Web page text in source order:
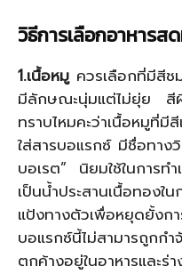
วิธีการเลือกอาหาร
1.เนื้อหมู ควรเลือกที่มีสีช
มีลักษณะนุ่มแต่ไม่ยุ่ย
ทราบไหมคะว่าเนื้อหมูที่
ใส่สารบอแรกซ์ มีชื่อทาง
บอเรต” นิยมใช้ในการท
เป็นน้ำประสานเนื้อทองใ
แป้งทางตัวเพื่อหยุดยั้งก
บอแรกซ์นี้ไม่สามารถูกก
ตกค้างอยู่ในอาหารและร่า